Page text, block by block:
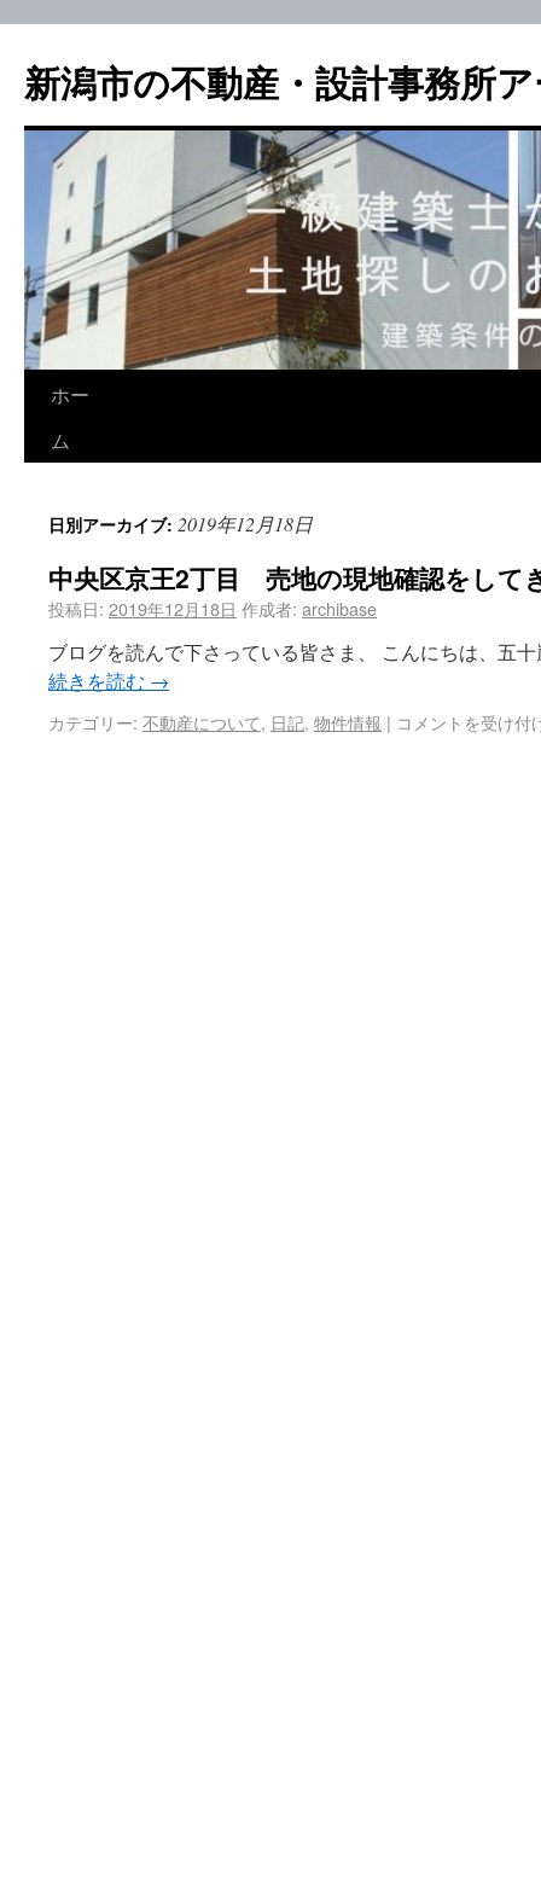
新潟市の不動産・設計事務所
ホー
ム
日別アーカイブ: 2019年12月18日
中央区京王2丁目 売地の現地確認をして
投稿日: 2019年12月18日 作成者: archibase
ブログを読んで下さっている皆さま、 こんにちは、五
続きを読む →
カテゴリー: 不動産について, 日記, 物件情報 | コメントを受け付